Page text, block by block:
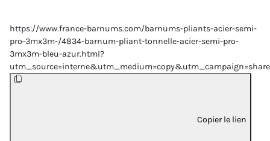
https://www.france-barnums.com/barnums-pliants-acier-semi-
pro-3mx3m-/4834-barnum-pliant-tonnelle-acier-semi-pro-
3mx3m-bleu-azur.html?
Copier le lien